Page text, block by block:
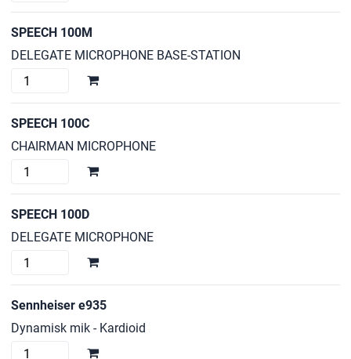
KIT
SPEECH 100M
DELEGATE MICROPHONE BASE-STATION
SPEECH
mängd
SPEECH 100C
CHAIRMAN MICROPHONE
SPEECH
mängd
SPEECH 100D
DELEGATE MICROPHONE
SPEECH
mängd
Sennheiser e935
Dynamisk mik - Kardioid
Sennheiser